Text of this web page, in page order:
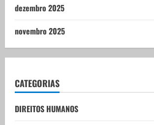
dezembro 2025
novembro 2025
CATEGORIAS
DIREITOS HUMANOS